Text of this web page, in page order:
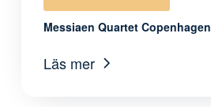
Messiaen Quartet Copenhagen
Läs mer